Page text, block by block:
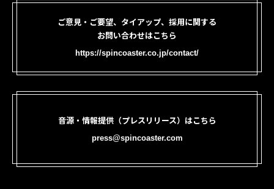
ご意見・ご要望、タイアップ、採用に関する
お問い合わせはこちら
https://spincoaster.co.jp/contact/
音源・情報提供（プレスリリース）はこちら
press@spincoaster.com